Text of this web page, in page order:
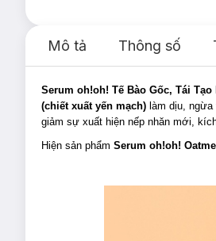
Mô tả Thông số
Serum oh!oh! Tế Bào Gốc, Tái Tạo
(chiết xuất yến mạch) làm dịu,
giảm sự xuất hiện nếp nhăn mới,
Hiện sản phẩm Serum oh!oh!